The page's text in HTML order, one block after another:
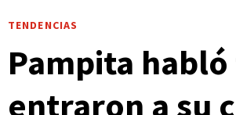
TENDENCIAS
Pampita
entraron a su